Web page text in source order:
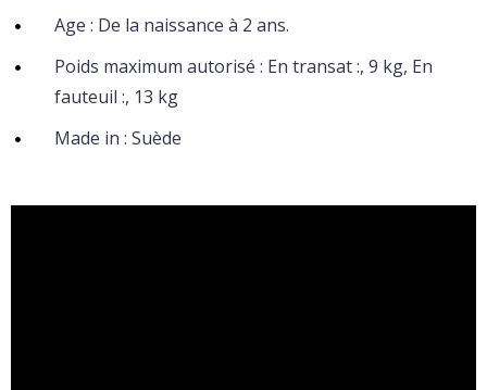
Age : De la naissance à 2 ans.
Poids maximum autorisé : En transat :, 9 kg, En
fauteuil :, 13 kg
Made in : Suède